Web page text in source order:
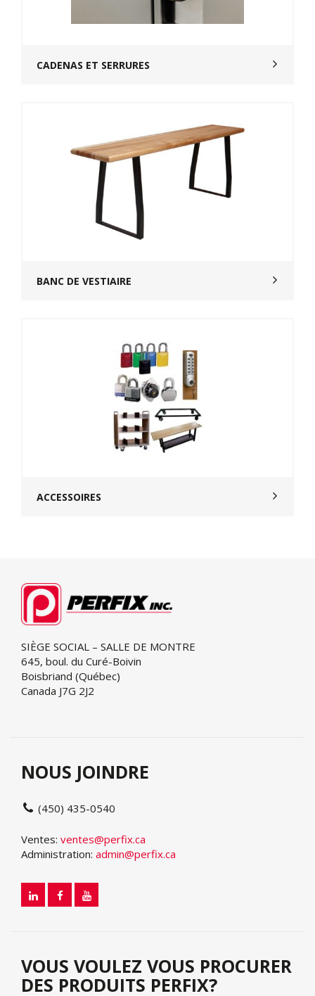
CADENAS ET SERRURES
BANC DE VESTIAIRE
ACCESSOIRES
SIÈGE SOCIAL – SALLE DE MONTRE
645, boul. du Curé-Boivin
Boisbriand (Québec)
Canada J7G 2J2
NOUS JOINDRE
(450) 435-0540
Ventes: ventes@perfix.ca
Administration: admin@perfix.ca
VOUS VOULEZ VOUS PROCURER
DES PRODUITS PERFIX?